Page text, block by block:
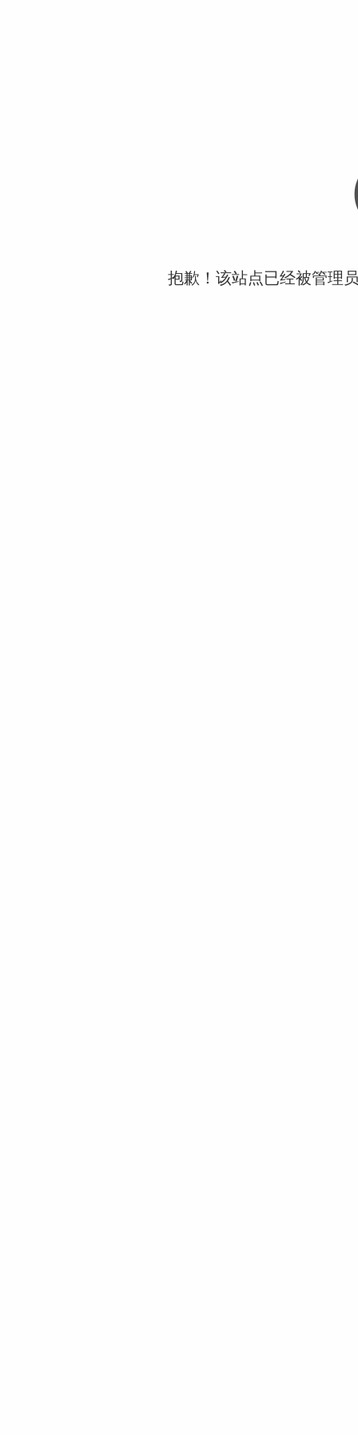
抱歉！该站点已经被管理